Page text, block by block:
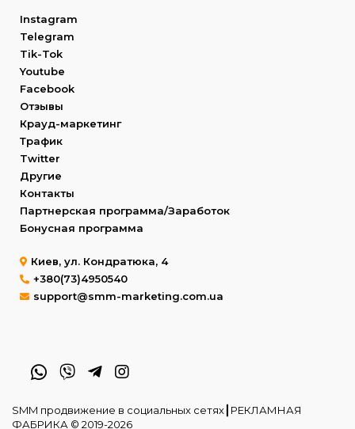
Instagram
Telegram
Tik-Tok
Youtube
Facebook
Отзывы
Крауд-маркетинг
Трафик
Twitter
Другие
Контакты
Партнерская программа/Заработок
Бонусная программа
Киев, ул. Кондратюка, 4
+380(73)4950540
support@smm-marketing.com.ua
SMM продвижение в социальных сетях┃РЕКЛАМНАЯ
ФАБРИКА © 2019-2026